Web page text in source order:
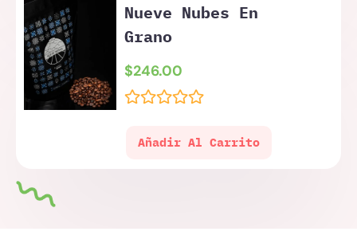
Nueve Nubes En
Grano
$246.00
Añadir Al Carrito